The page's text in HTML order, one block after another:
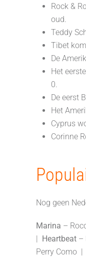
Rock &
oud.
Teddy
Tibet
De
Het
0.
De eerst
Het
Cyprus
Corinne
Nog geen
Marina –
| Heartbeat –
Perry Como |